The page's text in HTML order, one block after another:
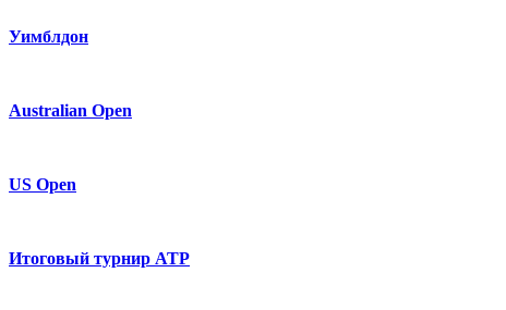
Уимблдон
Australian Open
US Open
Итоговый турнир ATP